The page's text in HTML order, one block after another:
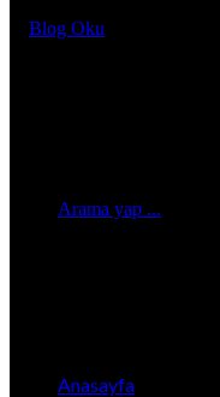
Arama yap ...
Anasayfa